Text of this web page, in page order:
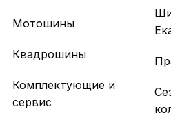
Мотошины
Квадрошины
Комплектующие и
сервис